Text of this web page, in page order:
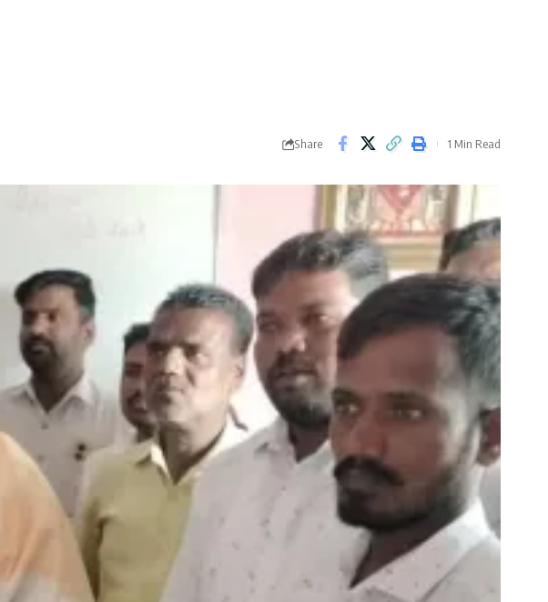
Share 1 Min Read